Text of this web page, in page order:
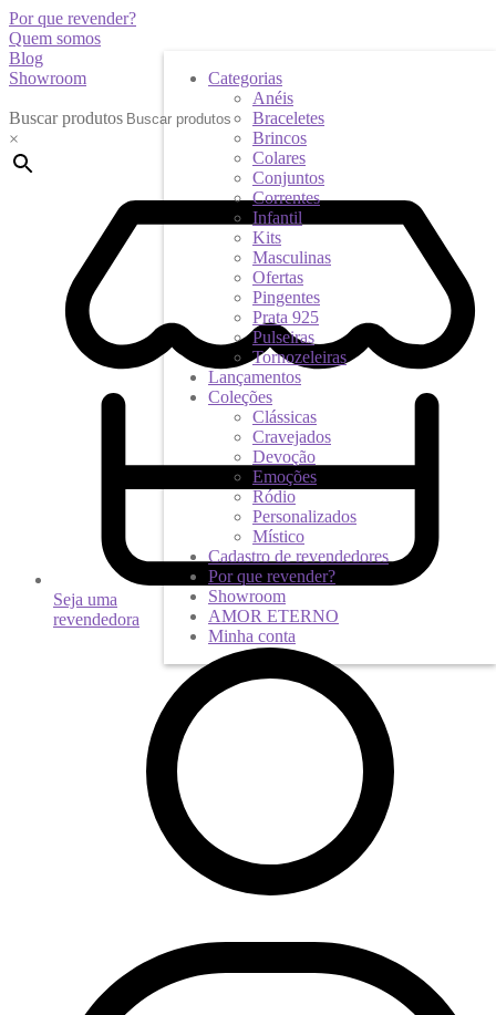
Por que revender?
Quem somos
Blog
Showroom
Buscar produtos
×
Seja uma
revendedora
Categorias
Anéis
Braceletes
Brincos
Colares
Conjuntos
Correntes
Infantil
Kits
Masculinas
Ofertas
Pingentes
Prata 925
Pulseiras
Tornozeleiras
Lançamentos
Coleções
Clássicas
Cravejados
Devoção
Emoções
Ródio
Personalizados
Místico
Cadastro de revendedores
Por que revender?
Showroom
AMOR ETERNO
Minha conta